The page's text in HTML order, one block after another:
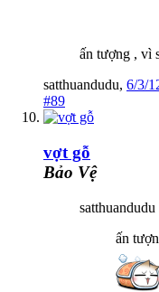
ấn tượng , vì
satthuandudu, 6/3/
#89
vợt gỗ
Bảo Vệ
satthuandudu
ấn